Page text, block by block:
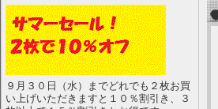
９月３０日（水）までどれでも２枚お買
い上げいただきますと１０％割引き、３